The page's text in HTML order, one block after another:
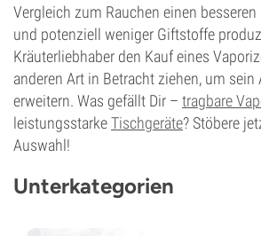
Vergleich zum Rauchen einen
und potenziell weniger Giftstoffe
Kräuterliebhaber den Kauf eines
anderen Art in Betracht ziehen, um sein
erweitern. Was gefällt Dir – tragbare
leistungsstarkeTischgeräte? Stöbere
Auswahl!
Unterkategorien